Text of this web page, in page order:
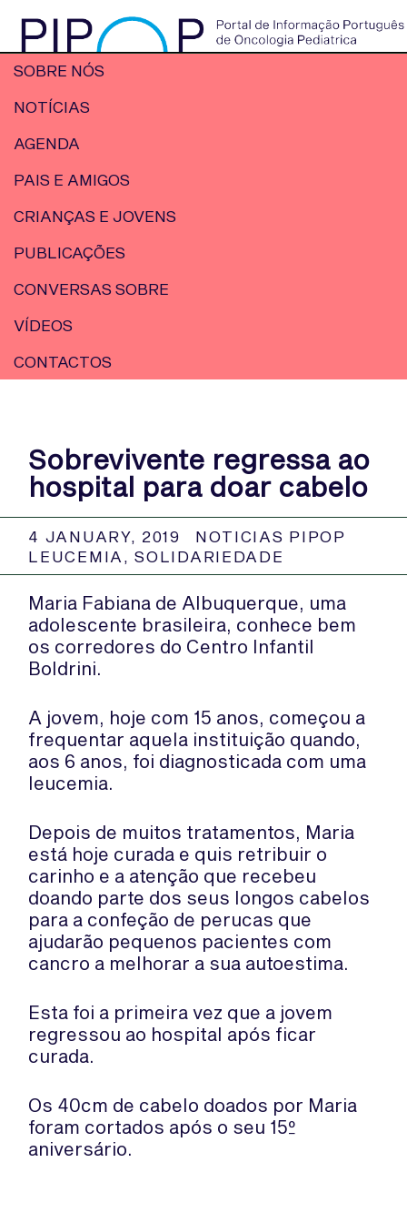
SOBRE NÓS
NOTÍCIAS
AGENDA
PAIS E AMIGOS
CRIANÇAS E JOVENS
PUBLICAÇÕES
CONVERSAS SOBRE
VÍDEOS
CONTACTOS
Sobrevivente regressa ao
hospital para doar cabelo
4 JANUARY, 2019
NOTICIAS PIPOP
LEUCEMIA ,SOLIDARIEDADE
Maria Fabiana de Albuquerque, uma
adolescente brasileira, conhece bem
os corredores do Centro Infantil
Boldrini.
A jovem, hoje com 15 anos, começou a
frequentar aquela instituição quando,
aos 6 anos, foi diagnosticada com uma
leucemia.
Depois de muitos tratamentos, Maria
está hoje curada e quis retribuir o
carinho e a atenção que recebeu
doando parte dos seus longos cabelos
para a confeção de perucas que
ajudarão pequenos pacientes com
cancro a melhorar a sua autoestima.
Esta foi a primeira vez que a jovem
regressou ao hospital após ficar
curada.
Os 40cm de cabelo doados por Maria
foram cortados após o seu 15º
aniversário.